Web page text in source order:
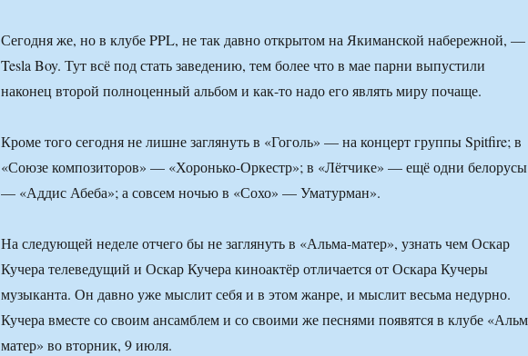
Сегодня же, но в клубе PPL, не так давно открытом на Якиманской набережной, —
Tesla Boy. Тут всё под стать заведению, тем более что в мае парни выпустили
наконец второй полноценный альбом и как-то надо его являть миру почаще.
Кроме того сегодня не лишне заглянуть в «Гоголь» — на концерт группы Spitfire; в
«Союзе композиторов» — «Хоронько-Оркестр»; в «Лётчике» — ещё одни белорусы
— «Аддис Абеба»; а совсем ночью в «Сохо» — Уматурман».
На следующей неделе отчего бы не заглянуть в «Альма-матер», узнать чем Оскар
Кучера телеведущий и Оскар Кучера киноактёр отличается от Оскара Кучеры
музыканта. Он давно уже мыслит себя и в этом жанре, и мыслит весьма недурно.
Кучера вместе со своим ансамблем и со своими же песнями появятся в клубе
матер» во вторник, 9 июля.